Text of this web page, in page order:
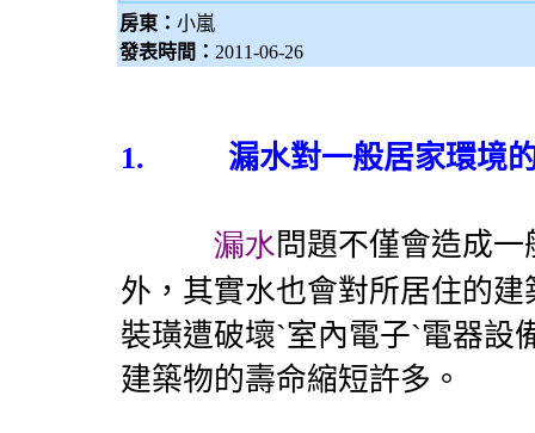
房東： 小嵐
發表時間： 2011-06-26
1. 漏水對一般居家環境
漏水問題不僅會造成
外，其實水也會對所居住的
裝璜遭破壞ˋ室內電子ˋ電器
建築物的壽命縮短許多。